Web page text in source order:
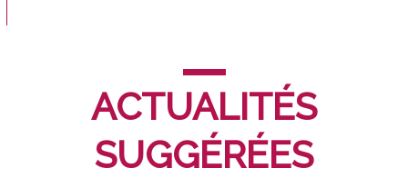
ACTUALITÉS
SUGGÉRÉES